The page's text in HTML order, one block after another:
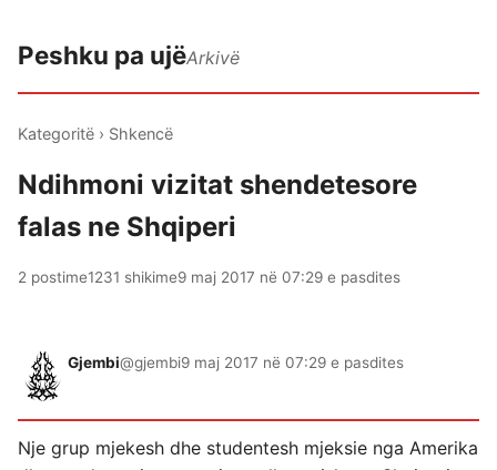
Peshku pa ujëArkivë
Kategoritë › Shkencë
Ndihmoni vizitat shendetesore
falas ne Shqiperi
2 postime1231 shikime9 maj 2017 në 07:29 e pasdites
Gjembi@gjembi9 maj 2017 në 07:29 e pasdites
Nje grup mjekesh dhe studentesh mjeksie nga Amerika